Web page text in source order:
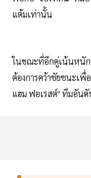
แต้มเท่านั้น
ในขณะที่อีกคู่เน้นหนัก
ต้องการคว้าชัยชนะเ
แฮม ฟอเรสต์" ทีมอันดั